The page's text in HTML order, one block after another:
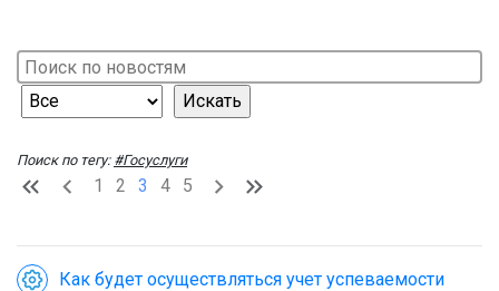
Поиск по тегу: #Госуслуги
1 2 3 4 5
Как будет осуществляться учет успеваемости